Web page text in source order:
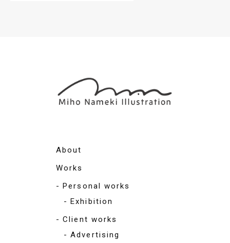
About
Works
Personal works
Exhibition
Client works
Advertising